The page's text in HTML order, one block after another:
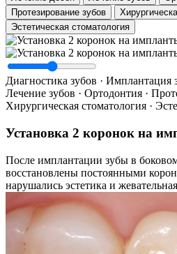
Протезирование зубов
Эстетическая стоматология
Диагностика зубов · Имплантация
Лечение зубов · Ортодонтия ·
Хирургическая стоматология ·
Установка 2 коронок на
После имплантации зубы в
восстановлены постоянными
нарушались эстетика и